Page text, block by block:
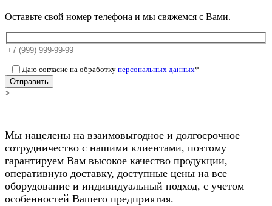
Оставьте свой номер телефона и мы свяжемся с Вами.
Даю согласие на обработку персональных данных*
Отправить
>
Мы нацелены на взаимовыгодное и долгосрочное
сотрудничество с нашими клиентами, поэтому
гарантируем Вам высокое качество продукции,
оперативную доставку, доступные цены на все
оборудование и индивидуальный подход, с учетом
особенностей Вашего предприятия.